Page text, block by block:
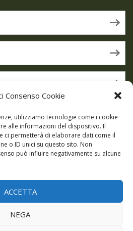
Consenso Cookie
utilizziamo tecnologie come i cookie
alle informazioni del dispositivo. Il
ci permetterà di elaborare dati come il
o ID unici su questo sito. Non
può influire negativamente su alcune
ACCETTA
NEGA
|Theme: